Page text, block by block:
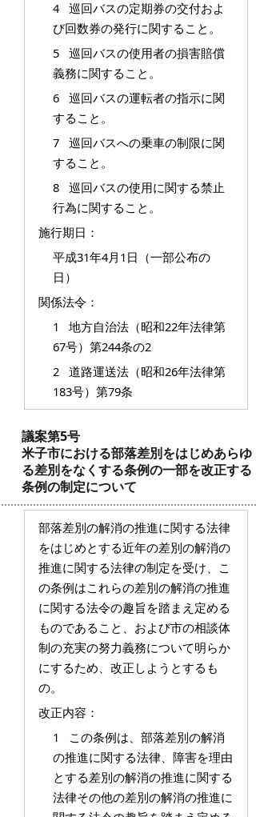
4 巡回バスの定期券の交付およ
び回数券の発行に関すること。
5 巡回バスの使用者の損害賠償
義務に関すること。
6 巡回バスの運転者の指示に関
すること。
7 巡回バスへの乗車の制限に関
すること。
8 巡回バスの使用に関する禁止
行為に関すること。
施行期日：
平成31年4月1日（一部公布の
日）
関係法令：
1 地方自治法（昭和22年法律第
67号）第244条の2
2 道路運送法（昭和26年法律第
183号）第79条
議案第5号
米子市における部落差別をはじめあらゆ
る差別をなくする条例の一部を改正する
条例の制定について
部落差別の解消の推進に関する法律
をはじめとする近年の差別の解消の
推進に関する法律の制定を受け、こ
の条例はこれらの差別の解消の推進
に関する法令の趣旨を踏まえ定める
ものであること、および市の相談体
制の充実の努力義務について明らか
にするため、改正しようとするも
の。
改正内容：
1 この条例は、部落差別の解消
の推進に関する法律、障害を理由
とする差別の解消の推進に関する
法律その他の差別の解消の推進に